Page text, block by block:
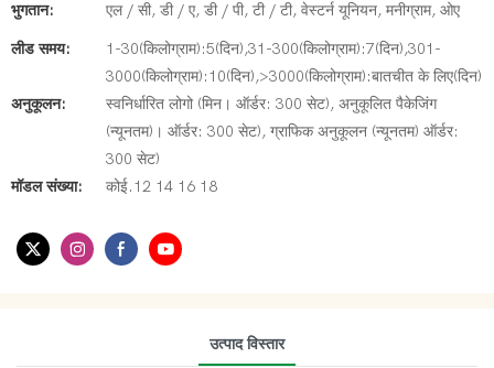
भुगतान: एल / सी, डी / ए, डी / पी, टी / टी, वेस्टर्न यूनियन, मनीग्राम, ओए
लीड समय:
1-30(किलोग्राम):5(दिन),31-300(किलोग्राम):7(दिन),301-
3000(किलोग्राम):10(दिन),>3000(किलोग्राम):बातचीत के लिए(दिन)
अनुकूलन:
स्वनिर्धारित लोगो (मिन। ऑर्डर: 300 सेट), अनुकूलित पैकेजिंग
(न्यूनतम)। ऑर्डर: 300 सेट), ग्राफिक अनुकूलन (न्यूनतम) ऑर्डर:
300 सेट)
मॉडल संख्या:
कोई.12 14 16 18
उत्पाद विस्तार